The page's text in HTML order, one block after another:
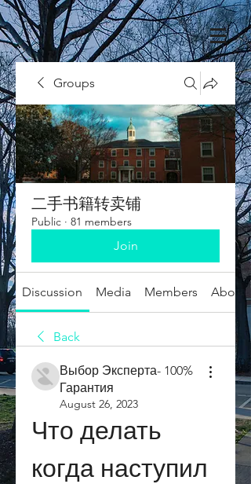
Groups
二手书籍转卖铺
Public · 81 members
Join
Discussion Media Members About
Back
Выбор Эксперта- 100%
Гарантия
August 26, 2023
Что делать
когда наступил